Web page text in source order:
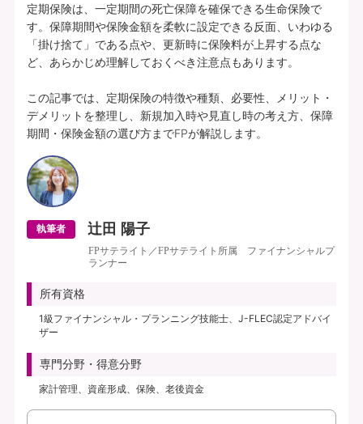
定期保険は、一定期間の死亡保障を確保できる生命保険で
す。保障期間や保険金額を柔軟に設定できる反面、いわゆる
「掛け捨て」である点や、更新時に保険料が上昇する点な
ど、あらかじめ理解しておくべき注意点もあります。
この記事では、定期保険の特徴や種類、必要性、メリット・
デメリットを整理し、新規加入時や見直し時の考え方、保障
期間・保険金額の選び方までFPが解説します。
執筆者 辻田 陽子
FPサテライト／FPサテライト所属 ファイナンシャルプ
ランナー
所有資格
1級ファイナンシャル・プランニング技能士、J-FLEC認定アドバイ
ザー
専門分野・得意分野
家計管理、資産形成、保険、老後資金